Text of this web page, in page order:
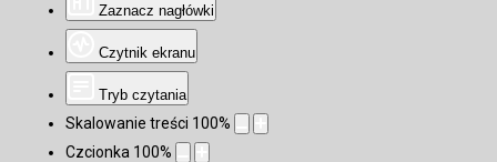
Zaznacz nagłówki
Czytnik ekranu
Tryb czytania
Skalowanie treści 100%
Czcionka 100%